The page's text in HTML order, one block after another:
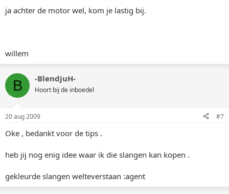
ja achter de motor wel, kom je lastig bij.
willem
B -BlendjuH-
Hoort bij de inboedel
20 aug 2009 #7
Oke , bedankt voor de tips .
heb jij nog enig idee waar ik die slangen kan kopen .
gekleurde slangen welteverstaan :agent